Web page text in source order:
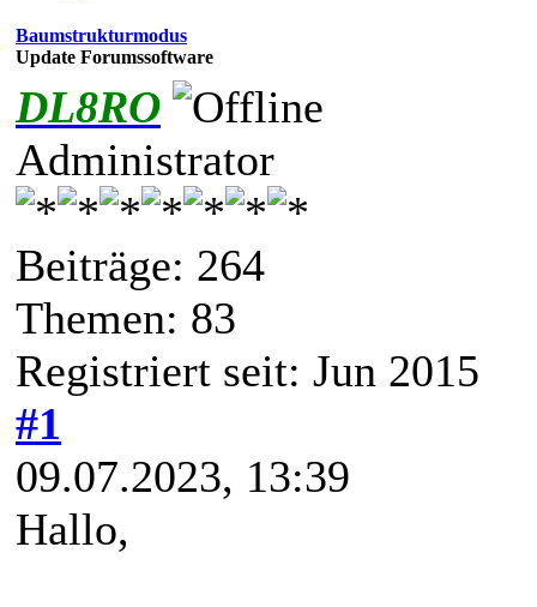
Baumstrukturmodus
Update Forumssoftware
DL8RO
Administrator
Beiträge: 264
Themen: 83
Registriert seit: Jun 2015
#1
09.07.2023, 13:39
Hallo,